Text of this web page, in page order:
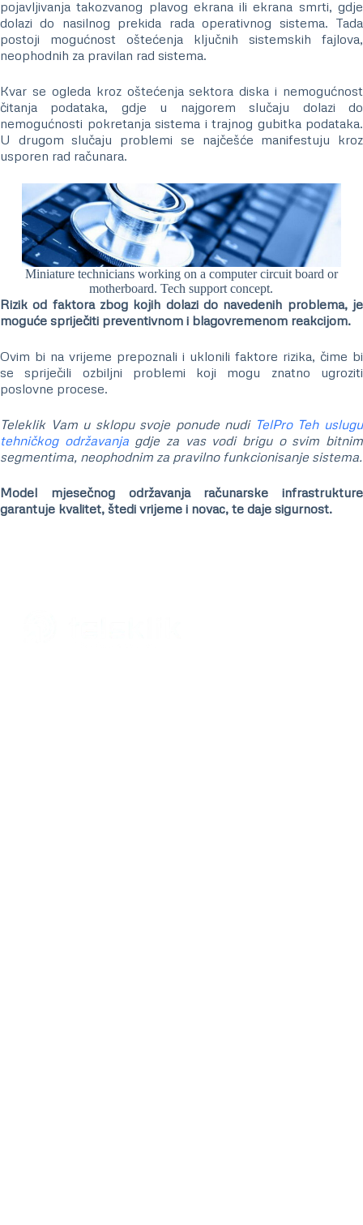
pojavljivanja takozvanog plavog ekrana ili ekrana smrti, gdje
dolazi do nasilnog prekida rada operativnog sistema. Tada
postoji mogućnost oštećenja ključnih sistemskih fajlova,
neophodnih za pravilan rad sistema.
Kvar se ogleda kroz oštećenja sektora diska i nemogućnost
čitanja podataka, gdje u najgorem slučaju dolazi do
nemogućnosti pokretanja sistema i trajnog gubitka podataka.
U drugom slučaju problemi se najčešće manifestuju kroz
usporen rad računara.
Miniature technicians working on a computer circuit board or
motherboard. Tech support concept.
Rizik od faktora zbog kojih dolazi do navedenih problema, je
moguće spriječiti preventivnom i blagovremenom reakcijom.
Ovim bi na vrijeme prepoznali i uklonili faktore rizika, čime bi
se spriječili ozbiljni problemi koji mogu znatno ugroziti
poslovne procese.
Teleklik Vam u sklopu svoje ponude nudi TelPro Teh uslugu
tehničkog održavanjagdje za vas vodi brigu o svim bitnim
segmentima, neophodnim za pravilno funkcionisanje sistema.
Model mjesečnog održavanja računarske infrastrukture
garantuje kvalitet, štedi vrijeme i novac, te daje sigurnost.